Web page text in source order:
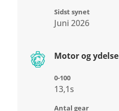
Sidst synet
Juni 2026
Motor og ydelse
0-100
13,1s
Antal gear